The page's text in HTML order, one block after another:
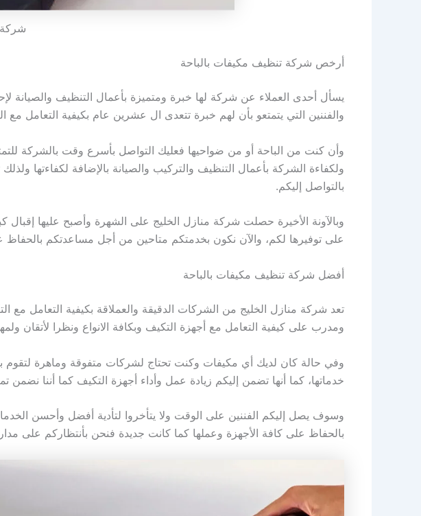
شركة
أرخص شركة تنظيف مكيفات بالباحة
يسأل أحدى العملاء عن شركة لها خبرة ومتميزة بأعمال التنظيف والصيانة
والفننين التي يتمتعو بأن لهم خبرة تتعدى ال عشرين عام بكيفية
وأن كنت من الباحة أو من ضواحيها فعليك التواصل بأسرع وقت بالشركة
ولكفاءة الشركة بأعمال التنظيف والتركيب والصيانة بالإضافة لكفاءتها
بالتواصل إليكم.
وبالآونة الأخيرة حصلت شركة منازل الخليج على الشهرة وأصبح عليها
على توفيرها لكم، والآن نكون بخدمتكم متاحين من أجل مساعدتكم
أفضل شركة تنظيف مكيفات بالباحة
تعد شركة منازل الخليج من الشركات الدقيقة والعملاقة بكيفية التعامل
ومدرب على كيفية التعامل مع أجهزة التكيف وبكافة الانواع ونظرا لأتقان
وفي حالة كان لديك أي مكيفات وكنت تحتاج لشركات متفوقة وماهرة لتقوم
خدماتها، كما أنها تضمن إليكم زيادة عمل وأداء أجهزة التكيف كما أننا
وسوف يصل إليكم الفننين على الوقت ولا يتأخروا لتأدية أفضل وأحسن
بالحفاظ على كافة الأجهزة وعملها كما كانت جديدة فنحن بأنتظاركم